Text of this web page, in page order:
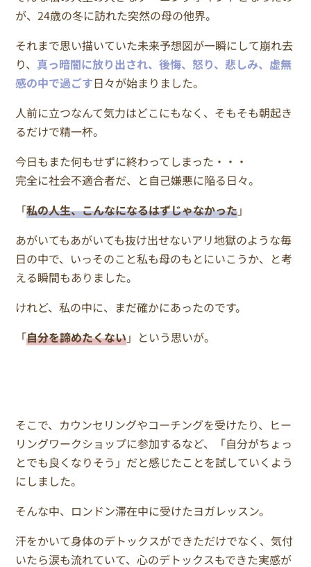
が、24歳の冬に訪れた突然の母の他界。
それまで思い描いていた未来予想図が一瞬にして崩れ去
り、 真っ暗闇に放り出され、後悔、怒り、悲しみ、虚無
感の中で過ごす日々が始まりました。
人前に立つなんて気力はどこにもなく、そもそも朝起き
るだけで精一杯。
今日もまた何もせずに終わってしまった・・・
完全に社会不適合者だ、と自己嫌悪に陥る日々。
「私の人生、こんなになるはずじゃなかった」
あがいてもあがいても抜け出せないアリ地獄のような毎
日の中で、いっそのこと私も母のもとにいこうか、と考
える瞬間もありました。
けれど、私の中に、まだ確かにあったのです。
「自分を諦めたくない」という思いが。
そこで、カウンセリングやコーチングを受けたり、ヒー
リングワークショップに参加するなど、「自分がちょっ
とでも良くなりそう」だと感じたことを試していくよう
にしました。
そんな中、ロンドン滞在中に受けたヨガレッスン。
汗をかいて身体のデトックスができただけでなく、気付
いたら涙も流れていて、心のデトックスもできた実感が